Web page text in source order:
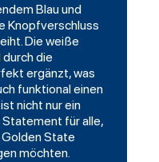
Blau und
Knopfverschluss
Die weiße
die
ergänzt, was
funktional einen
nicht nur ein
für alle,
State
möchten.